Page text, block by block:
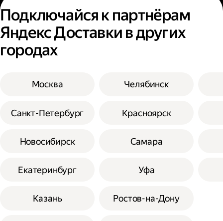
Подключайся к партнёрам
Яндекс Доставки в других
городах
Москва
Санкт-Петербург
Новосибирск
Екатеринбург
Казань
Челябинск
Красноярск
Самара
Уфа
Ростов-на-Дону